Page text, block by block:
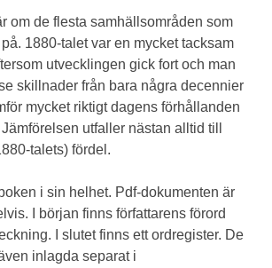
om de flesta samhällsområden som
1880-talet var en mycket tacksam
utvecklingen gick fort och man
skillnader från bara några decennier
mycket riktigt dagens förhållanden
utfaller nästan alltid till
talets) fördel.
i sin helhet. Pdf-dokumenten är
I början finns författarens förord
I slutet finns ett ordregister. De
inlagda separat i